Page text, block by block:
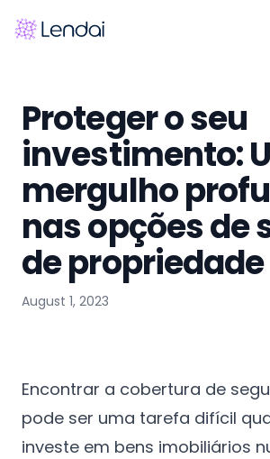
Produtos
Preços
Parceiros
Sobre
Perguntas frequentes
Aprender
Candidatar-se agora
Proteger o seu
investimento:
mergulho
nas opções de
de propriedade
August 1, 2023
Encontrar a cobertura de
pode ser uma tarefa difícil
investe em bens imobiliários